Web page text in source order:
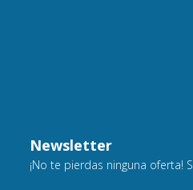
Newsletter
¡No te pierdas ninguna oferta!